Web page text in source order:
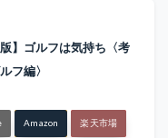
版】ゴルフは気持ち〈考
フ編〉
Amazon 楽天市場